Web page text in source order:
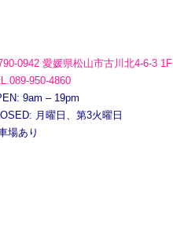
0942 愛媛県松山市古川北4-6-3 1F
950-4860
9am – 19pm
月曜日、第3火曜日
場あり